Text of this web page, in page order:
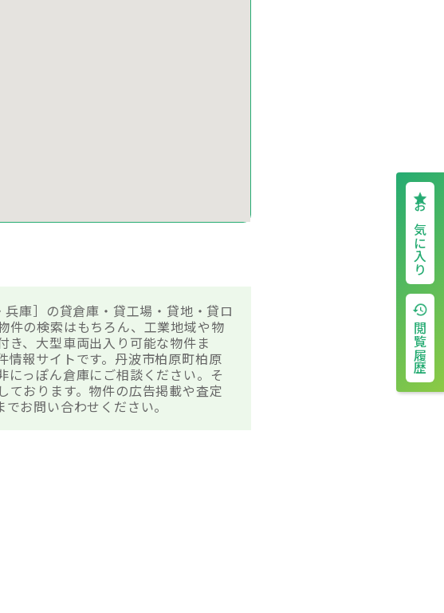
お気に入り
閲覧履歴
庫］の貸倉庫・貸工場・貸地・貸ロ
件の検索はもちろん、工業地域や物
き、大型車両出入り可能な物件ま
情報サイトです。丹波市柏原町柏原
っぽん倉庫にご相談ください。そ
おります。物件の広告掲載や査定
お問い合わせください。